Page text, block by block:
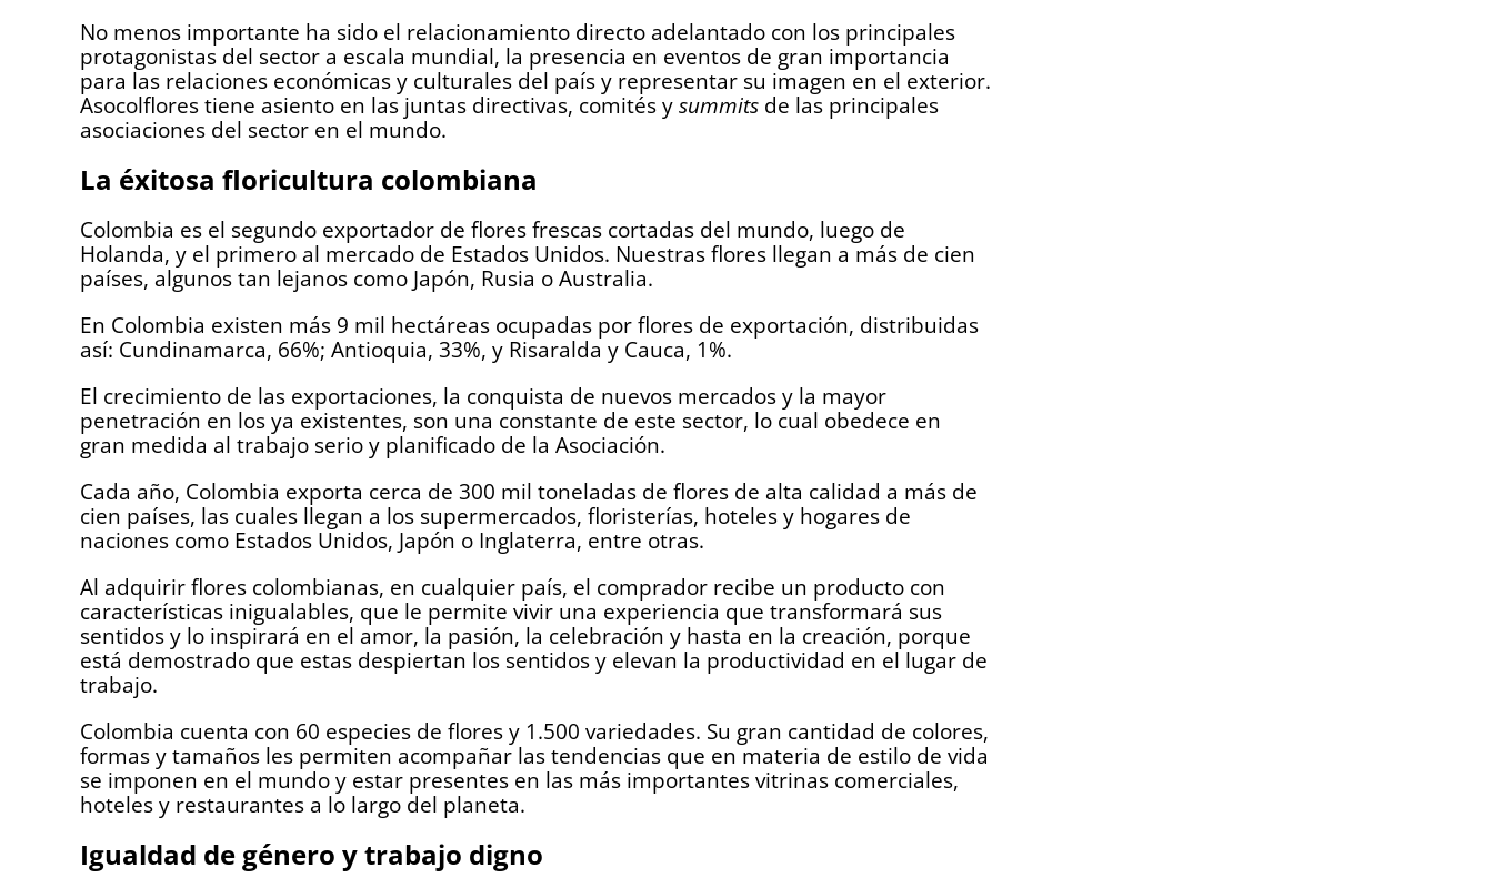
No menos importante ha sido el relacionamiento directo adelantado con los principales
protagonistas del sector a escala mundial, la presencia en eventos de gran importancia
para las relaciones económicas y culturales del país y representar su imagen en el exterior.
Asocolflores tiene asiento en las juntas directivas, comités y summits de las principales
asociaciones del sector en el mundo.
La éxitosa floricultura colombiana
Colombia es el segundo exportador de flores frescas cortadas del mundo, luego de
Holanda, y el primero al mercado de Estados Unidos. Nuestras flores llegan a más de cien
países, algunos tan lejanos como Japón, Rusia o Australia.
En Colombia existen más 9 mil hectáreas ocupadas por flores de exportación, distribuidas
así: Cundinamarca, 66%; Antioquia, 33%, y Risaralda y Cauca, 1%.
El crecimiento de las exportaciones, la conquista de nuevos mercados y la mayor
penetración en los ya existentes, son una constante de este sector, lo cual obedece en
gran medida al trabajo serio y planificado de la Asociación.
Cada año, Colombia exporta cerca de 300 mil toneladas de flores de alta calidad a más de
cien países, las cuales llegan a los supermercados, floristerías, hoteles y hogares de
naciones como Estados Unidos, Japón o Inglaterra, entre otras.
Al adquirir flores colombianas, en cualquier país, el comprador recibe un producto con
características inigualables, que le permite vivir una experiencia que transformará sus
sentidos y lo inspirará en el amor, la pasión, la celebración y hasta en la creación, porque
está demostrado que estas despiertan los sentidos y elevan la productividad en el lugar de
trabajo.
Colombia cuenta con 60 especies de flores y 1.500 variedades. Su gran cantidad de colores,
formas y tamaños les permiten acompañar las tendencias que en materia de estilo de vida
se imponen en el mundo y estar presentes en las más importantes vitrinas comerciales,
hoteles y restaurantes a lo largo del planeta.
Igualdad de género y trabajo digno